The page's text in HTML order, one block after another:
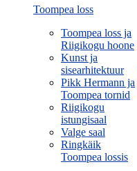
Toompea loss
Toompea loss ja
Riigikogu hoone
Kunst ja
sisearhitektuur
Pikk Hermann ja
Toompea tornid
Riigikogu
istungisaal
Valge saal
Ringkäik
Toompea lossis